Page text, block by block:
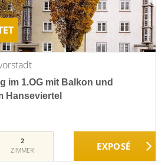
im 1.OG mit Balkon und
Hanseviertel
2
ZIMMER